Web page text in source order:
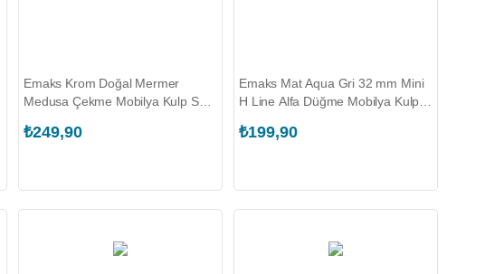
Emaks Krom Doğal Mermer
Medusa Çekme Mobilya Kulp Seti
₺249,90
Emaks Mat Aqua Gri 32 mm Mini
H Line Alfa Düğme Mobilya Kulpu
₺199,90